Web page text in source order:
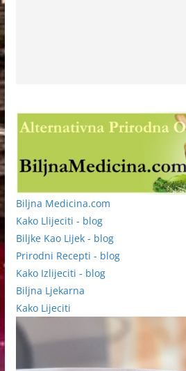
Biljna Medicina.com
Kako Llijeciti - blog
Biljke Kao Lijek - blog
Prirodni Recepti - blog
Kako Izlijeciti - blog
Biljna Ljekarna
Kako Lijeciti